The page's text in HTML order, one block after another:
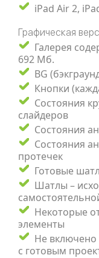
iPad Air 2,
Графическая
Галерея
692 Мб.
BG
Кнопки
Состояния
слайдеров
Состояния
Состояния
протечек
Готовые
Шатлы –
Некоторые
элементы
Не включено
с готовым